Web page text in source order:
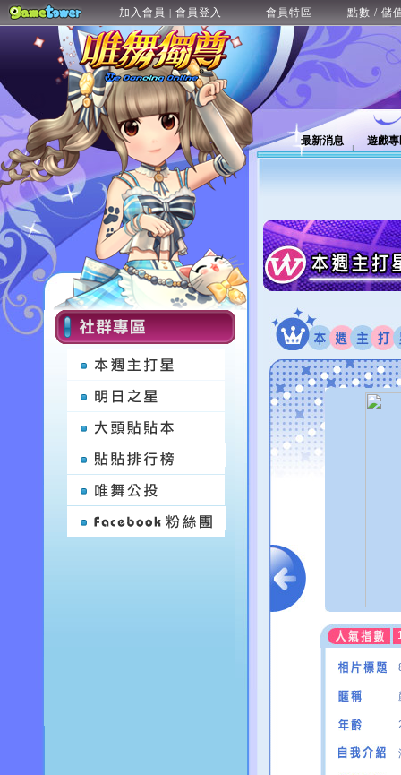
加入會員 | 會員登入 會員特區 點數 / 儲
最新消息 遊戲